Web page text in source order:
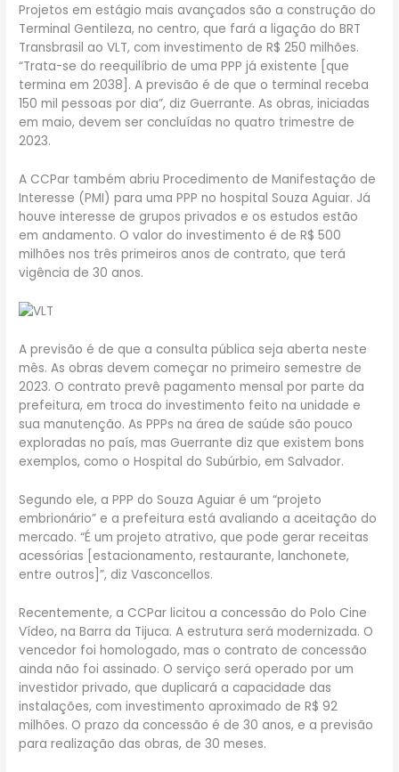
Projetos em estágio mais avançados são a construção do
Terminal Gentileza, no centro, que fará a ligação do BRT
Transbrasil ao VLT, com investimento de R$ 250 milhões.
“Trata-se do reequilíbrio de uma PPP já existente [que
termina em 2038]. A previsão é de que o terminal receba
150 mil pessoas por dia”, diz Guerrante. As obras, iniciadas
em maio, devem ser concluídas no quatro trimestre de
2023.
A CCPar também abriu Procedimento de Manifestação de
Interesse (PMI) para uma PPP no hospital Souza Aguiar. Já
houve interesse de grupos privados e os estudos estão
em andamento. O valor do investimento é de R$ 500
milhões nos três primeiros anos de contrato, que terá
vigência de 30 anos.
A previsão é de que a consulta pública seja aberta neste
mês. As obras devem começar no primeiro semestre de
2023. O contrato prevê pagamento mensal por parte da
prefeitura, em troca do investimento feito na unidade e
sua manutenção. As PPPs na área de saúde são pouco
exploradas no país, mas Guerrante diz que existem bons
exemplos, como o Hospital do Subúrbio, em Salvador.
Segundo ele, a PPP do Souza Aguiar é um “projeto
embrionário” e a prefeitura está avaliando a aceitação do
mercado. “É um projeto atrativo, que pode gerar receitas
acessórias [estacionamento, restaurante, lanchonete,
entre outros]”, diz Vasconcellos.
Recentemente, a CCPar licitou a concessão do Polo Cine
Vídeo, na Barra da Tijuca. A estrutura será modernizada. O
vencedor foi homologado, mas o contrato de concessão
ainda não foi assinado. O serviço será operado por um
investidor privado, que duplicará a capacidade das
instalações, com investimento aproximado de R$ 92
milhões. O prazo da concessão é de 30 anos, e a previsão
para realização das obras, de 30 meses.